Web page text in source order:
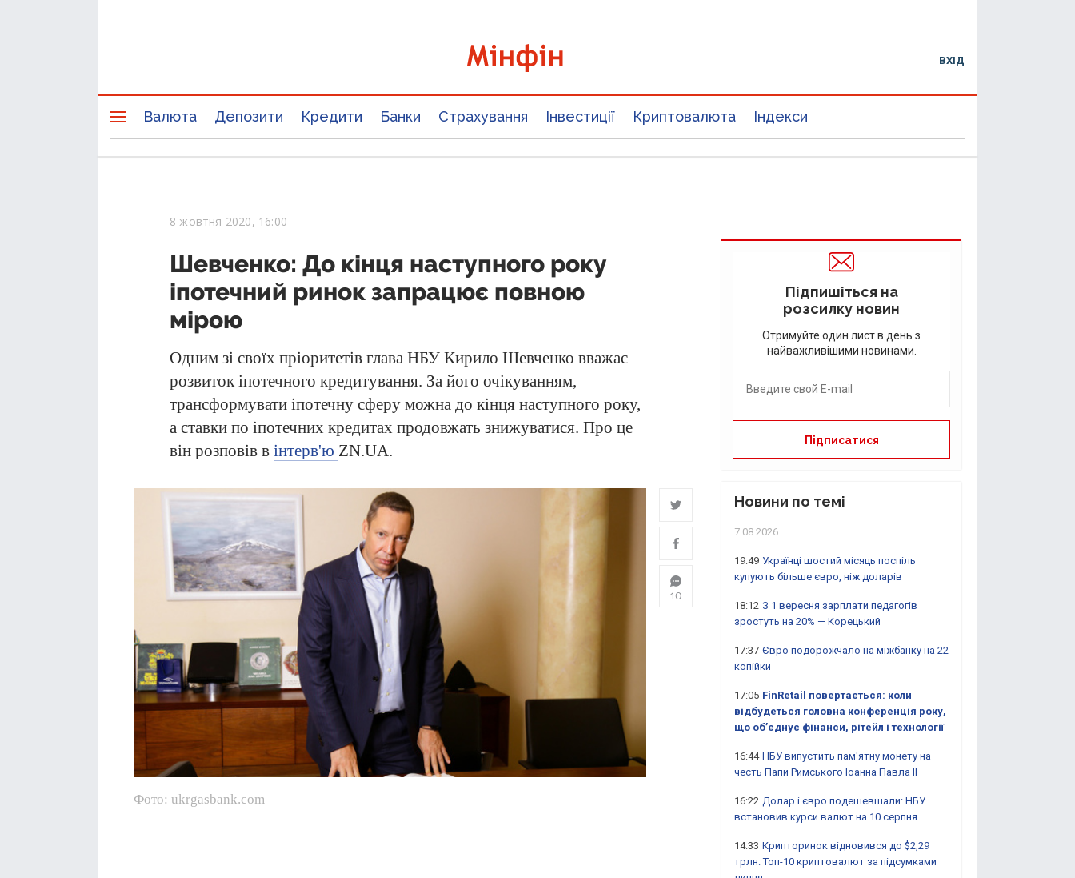
ВХІД
Валюта Депозити Кредити Банки Страхування Інвестиції Криптовалюта Індекси
8 жовтня 2020, 16:00
Шевченко: До кінця наступного року
іпотечний ринок запрацює повною
мірою
Одним зі своїх пріоритетів глава НБУ Кирило Шевченко вважає
розвиток іпотечного кредитування. За його очікуванням,
трансформувати іпотечну сферу можна до кінця наступного року,
а ставки по іпотечних кредитах продовжать знижуватися. Про це
він розповів в інтерв'ю ZN.UA.
Фото: ukrgasbank.com
10
Підпишіться на
розсилку новин
Отримуйте один лист в день з
найважливішими новинами.
Новини по темі
7.08.2026
19:49 Українці шостий місяць поспіль
купують більше євро, ніж доларів
18:12 З 1 вересня зарплати педагогів
зростуть на 20% — Корецький
17:37 Євро подорожчало на міжбанку на 22
копійки
17:05 FinRetail повертається: коли
відбудеться головна конференція року,
що об’єднує фінанси, рітейл і технології
16:44 НБУ випустить пам'ятну монету на
честь Папи Римського Іоанна Павла II
16:22 Долар і євро подешевшали: НБУ
встановив курси валют на 10 серпня
14:33 Крипторинок відновився до $2,29
трлн: Топ-10 криптовалют за підсумками